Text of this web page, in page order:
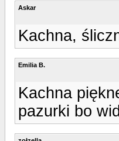
Askar
Kachna,
Emilia B.
Kachna
pazurki bo